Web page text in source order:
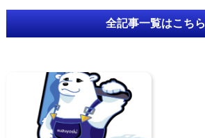
全記事一覧はこちら